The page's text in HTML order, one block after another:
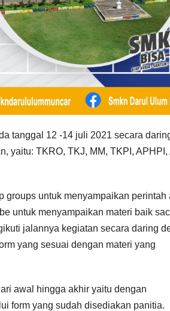
tanggal 12 -14 juli 2021 secara
yaitu: TKRO, TKJ, MM, TKPI, APHPI,
groups untuk menyampaikan perintah
untuk menyampaikan materi baik
jalannya kegiatan secara daring
yang sesuai dengan materi yang
awal hingga akhir yaitu dengan
form yang sudah disediakan panitia.